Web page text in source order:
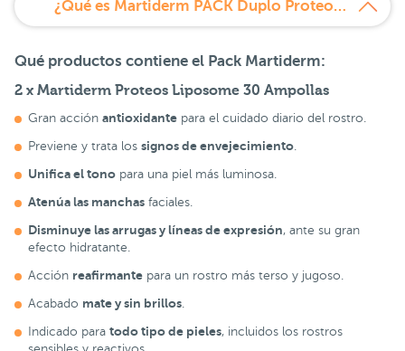
¿Qué es Martiderm PACK Duplo Proteos Liposome 30 Ampollas 20% Descuento?
Qué productos contiene el Pack Martiderm:
2 x Martiderm Proteos Liposome 30 Ampollas
Gran acción antioxidante para el cuidado diario del rostro.
Previene y trata los signos de envejecimiento
Unifica el tono para una piel más luminosa.
Atenúa las manchas faciales.
Disminuye las arrugas y líneas de expresión, ante su gran
efecto hidratante.
Acción reafirmante para un rostro más terso y jugoso.
Acabado mate y sin brillos
Indicado para todo tipo de pieles, incluidos los rostros